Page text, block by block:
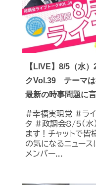
【LIVE】8/5（水
クVol.39 テーマは
最新の時事問題に
#幸福実現党 #ラ
タ #政調会8/5（水
ます！チャットで
の気になるニュー
メンバー...